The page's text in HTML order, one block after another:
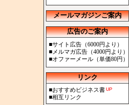
メールマガジンご案内
広告のご案内
■サイト広告（6000円より）
■メルマガ広告（4000円より）
■オファーメール（単価80円）
リンク
■おすすめビジネス書
■相互リンク